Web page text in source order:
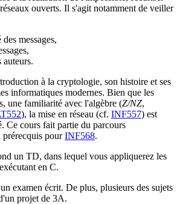
ouverts. Il s'agit notamment de veiller
messages,
auteurs.
à la cryptologie, son histoire et ses
informatiques modernes. Bien que les
une familiarité avec l'algèbre (Z/NZ,
), la mise en réseau (cf. INF557) est
Ce cours fait partie du parcours
prérecquis pourINF568.
un TD, dans lequel vous appliquerez les
en C.
examen écrit. De plus, plusieurs des sujets
projet de 3A.